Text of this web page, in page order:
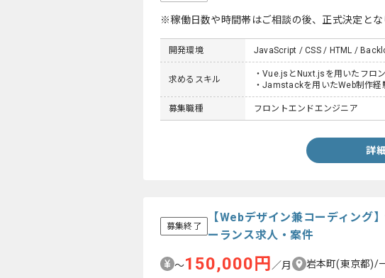
※稼働日数や時間帯はご相談の後、正式決定とな
開発環境 JavaScript / CSS / HTML /
求めるスキル
・Vue.jsとNuxt.jsを用いたフロ
・Jamstackを用いたWeb制作経
募集職種 フロントエンドエンジニア
詳
募集終了
【Webデザイン兼コーディング
ーランス求人・案件
〜150,000円 ／月 岩本町(東京都)/